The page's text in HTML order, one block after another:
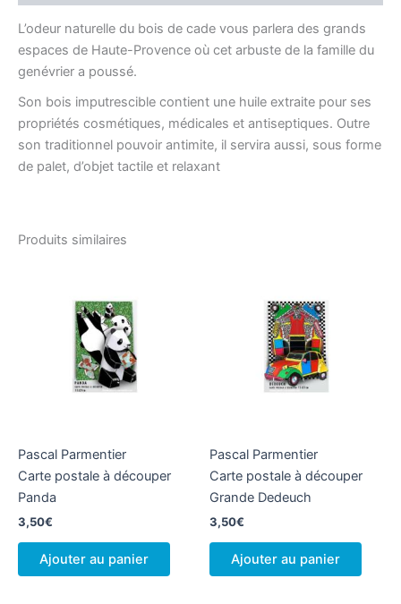
L’odeur naturelle du bois de cade vous parlera des grands
espaces de Haute-Provence où cet arbuste de la famille du
genévrier a poussé.
Son bois imputrescible contient une huile extraite pour ses
propriétés cosmétiques, médicales et antiseptiques. Outre
son traditionnel pouvoir antimite, il servira aussi, sous forme
de palet, d’objet tactile et relaxant
Produits similaires
Pascal Parmentier
Carte postale à découper
Panda
3,50€
Ajouter au panier
Pascal Parmentier
Carte postale à découper
Grande Dedeuch
3,50€
Ajouter au panier